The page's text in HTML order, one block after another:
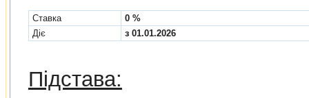
Cтавка
0 %
Діє
з 01.01.2026
Підстава: